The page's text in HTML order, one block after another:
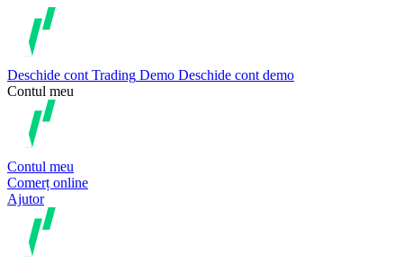
Deschide cont Trading Demo Deschide cont demo
Contul meu
Contul meu
Comerț online
Ajutor